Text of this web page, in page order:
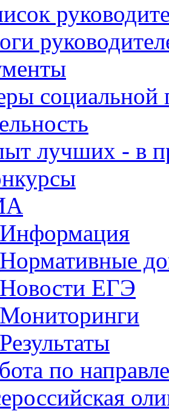
социальной
лучших - в
Информация
Нормативные
Новости ЕГЭ
Мониторинги
Результаты
по